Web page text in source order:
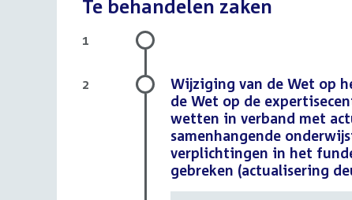
Te behandelen zaken
1
Wijziging van de Wet op
de Wet op de
wetten in verband met
samenhangende
verplichtingen in het
gebreken (actualisering
2